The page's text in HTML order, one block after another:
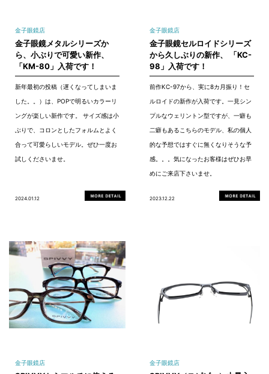
金子眼鏡店
金子眼鏡メタルシリーズか
ら、小ぶりで可愛い新作、
「KM-80」入荷です！
新年最初の投稿（遅くなってしまいま
した。。）は、POPで明るいカラーリ
ングが楽しい新作です。 サイズ感は小
ぶりで、コロンとしたフォルムとよく
合って可愛らしいモデル。ぜひ一度お
試しくださいませ。
2024.01.12
金子眼鏡店
金子眼鏡セルロイドシリーズ
から久しぶりの新作、 「KC-
98」入荷です！
前作KC-97から、実に8カ月振り！セ
ルロイドの新作が入荷です。一見シン
プルなウェリントン型ですが、一癖も
二癖もあるこちらのモデル、私の個人
的な予想ではすぐに無くなりそうな予
感。。。気になったお客様はぜひお早
めにご来店下さいませ。
2023.12.22
金子眼鏡店 金子眼鏡店